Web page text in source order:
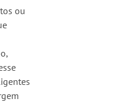
ou